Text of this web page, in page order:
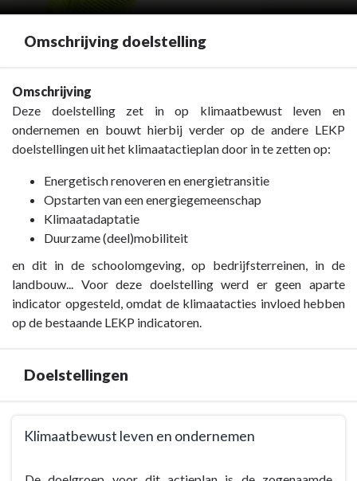
Omschrijving doelstelling
Terug
naar
navigatie
Klimaatbewust
ondernemen
Omschrijving
doelstelling
Omschrijving
Deze doelstelling zet in op klimaatbewust leven en
ondernemen en bouwt hierbij verder op de andere LEKP
doelstellingen uit het klimaatactieplan door in te zetten op:
Energetisch renoveren en energietransitie
Opstarten van een energiegemeenschap
Klimaatadaptatie
Duurzame (deel)mobiliteit
en dit in de schoolomgeving, op bedrijfsterreinen, in de
landbouw... Voor deze doelstelling werd er geen aparte
indicator opgesteld, omdat de klimaatacties invloed hebben
op de bestaande LEKP indicatoren.
Doelstellingen
Klimaatbewust leven en ondernemen